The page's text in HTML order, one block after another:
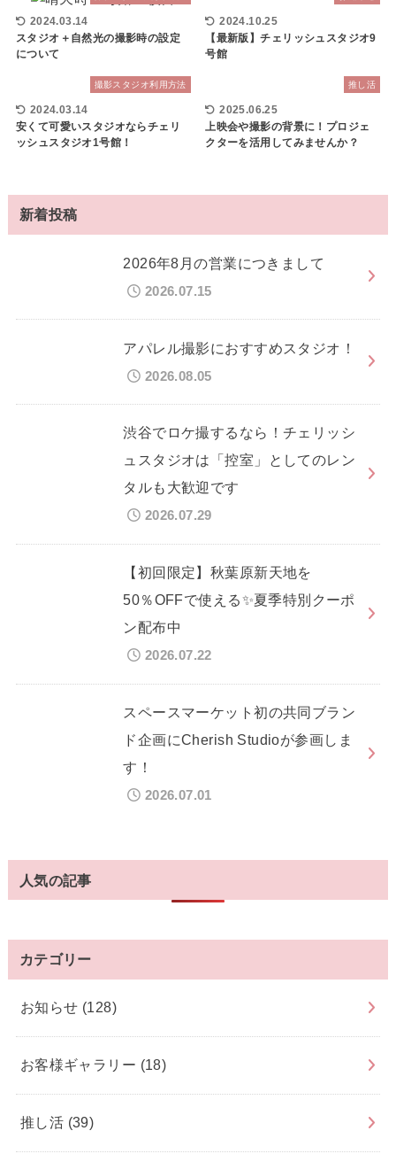
2024.03.14
スタジオ＋自然光の撮影時の設定
について
2024.10.25
【最新版】チェリッシュスタジオ9
号館
撮影スタジオ利用方法
2024.03.14
安くて可愛いスタジオならチェリ
ッシュスタジオ1号館！
推し活
2025.06.25
上映会や撮影の背景に！プロジェ
クターを活用してみませんか？
新着投稿
2026年8月の営業につきまして
2026.07.15
アパレル撮影におすすめスタジオ！
2026.08.05
渋谷でロケ撮するなら！チェリッシ
ュスタジオは「控室」としてのレン
タルも大歓迎です
2026.07.29
【初回限定】秋葉原新天地を
50％OFFで使える✨夏季特別クーポ
ン配布中
2026.07.22
スペースマーケット初の共同ブラン
ド企画にCherish Studioが参画しま
す！
2026.07.01
人気の記事
カテゴリー
お知らせ (128)
お客様ギャラリー (18)
推し活 (39)